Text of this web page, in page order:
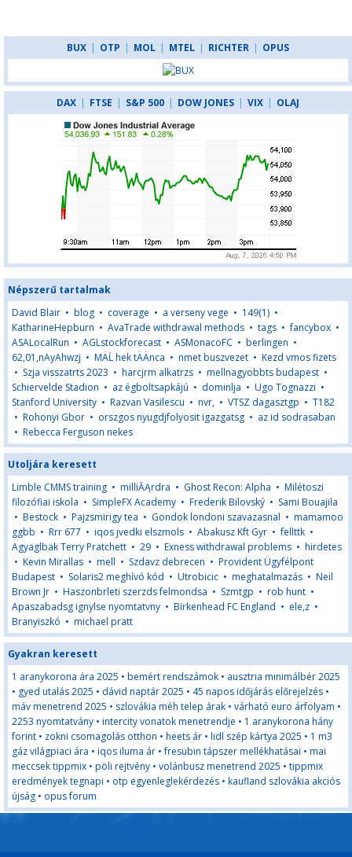
BUX | OTP | MOL | MTEL | RICHTER | OPUS
DAX | FTSE | S&P 500 | DOW JONES | VIX | OLAJ
Népszerű tartalmak
David Blair • blog • coverage • a verseny vege • 149(1) •
KatharineHepburn • AvaTrade withdrawal methods • tags •fancybox •
ASALocalRun • AGLstockforecast • ASMonacoFC • berlingen •
62,01,nAyAhwzj • MÄĹ hek tÄÄnca • nmet buszvezet • Kezd vmos fizets
• Szja visszatrts 2023 • harcjrm alkatrzs • mellnagyobbts budapest •
Schiervelde Stadion • az égboltsapkájú • dominlja • Ugo Tognazzi •
Stanford University • Razvan Vasilescu • nvr, • VTSZ dagasztgp • T182
• Rohonyi Gbor • orszgos nyugdjfolyosit igazgatsg • az id sodrasaban
• Rebecca Ferguson nekes
Utoljára keresett
Limble CMMS training • milliĂĄrdra • Ghost Recon: Alpha • Milétoszi
filozófiai iskola • SimpleFX Academy • Frederik Bilovský • Sami Bouajila
• Bestock • Pajzsmirigy tea • Gondok londoni szavazasnal • mamamoo
ggbb • Rrr 677 • iqos jvedki elszmols • Abakusz Kft Gyr •fellttk •
Agyaglbak Terry Pratchett • 29 • Exness withdrawal problems • hirdetes
• Kevin Mirallas • mell • Szdavz debrecen • Provident Ügyfélpont
Budapest • Solaris2 meghívó kód • Utrobicic • meghatalmazás • Neil
Brown Jr • Haszonbrleti szerzds felmondsa • Szmtgp • rob hunt •
Apaszabadsg ignylse nyomtatvny • Birkenhead FC England • ele,z •
Branyiszkó • michael pratt
Gyakran keresett
1 aranykorona ára 2025 • bemért rendszámok • ausztria minimálbér 2025
• gyed utalás 2025 • dávid naptár 2025 • 45 napos időjárás előrejelzés •
máv menetrend 2025 • szlovákia méh telep árak • várható euro árfolyam •
2253 nyomtatvány • intercity vonatok menetrendje • 1 aranykorona hány
forint • zokni csomagolás otthon • heets ár • lidl szép kártya 2025 • 1 m3
gáz világpiaci ára • iqos iluma ár •fresubin tápszer mellékhatásai • mai
meccsek tippmix • pöli rejtvény • volánbusz menetrend 2025 • tippmix
eredmények tegnapi • otp egyenleglekérdezés • kaufland szlovákia akciós
újság • opus forum